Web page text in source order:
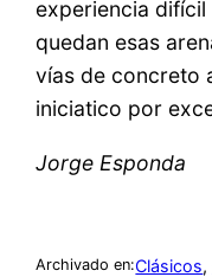
experiencia
quedan esas
vías de concreto
iniciatico por
Jorge Esponda
Archivado en:Clásicos,